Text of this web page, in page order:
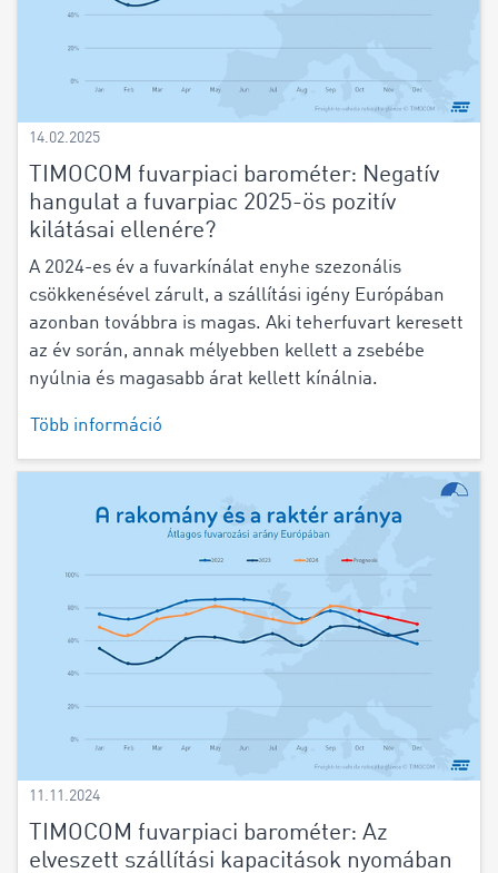
14.02.2025
TIMOCOM fuvarpiaci barométer: Negatív
hangulat a fuvarpiac 2025-ös pozitív
kilátásai ellenére?
A 2024-es év a fuvarkínálat enyhe szezonális
csökkenésével zárult, a szállítási igény Európában
azonban továbbra is magas. Aki teherfuvart keresett
az év során, annak mélyebben kellett a zsebébe
nyúlnia és magasabb árat kellett kínálnia.
Több információ
11.11.2024
TIMOCOM fuvarpiaci barométer: Az
elveszett szállítási kapacitások nyomában